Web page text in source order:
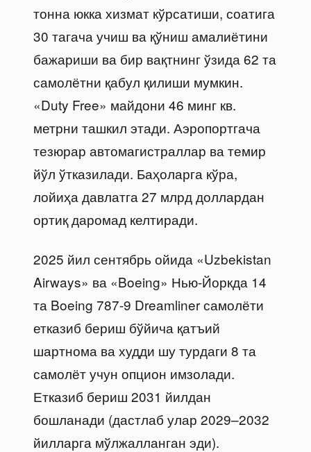
тонна юкка хизмат кўрсатиши, соатига
30 тагача учиш ва қўниш амалиётини
бажариши ва бир вақтнинг ўзида 62 та
самолётни қабул қилиши мумкин.
«Duty Free» майдони 46 минг кв.
метрни ташкил этади. Аэропортгача
тезюрар автомагистраллар ва темир
йўл ўтказилади. Баҳоларга кўра,
лойиҳа давлатга 27 млрд доллардан
ортиқ даромад келтиради.
2025 йил сентябрь ойида «Uzbekistan
Airways» ва «Boeing» Нью-Йоркда 14
та Boeing 787-9 Dreamliner самолёти
етказиб бериш бўйича қатъий
шартнома ва худди шу турдаги 8 та
самолёт учун опцион имзолади.
Етказиб бериш 2031 йилдан
бошланади (дастлаб улар 2029–2032
йилларга мўлжалланган эди).